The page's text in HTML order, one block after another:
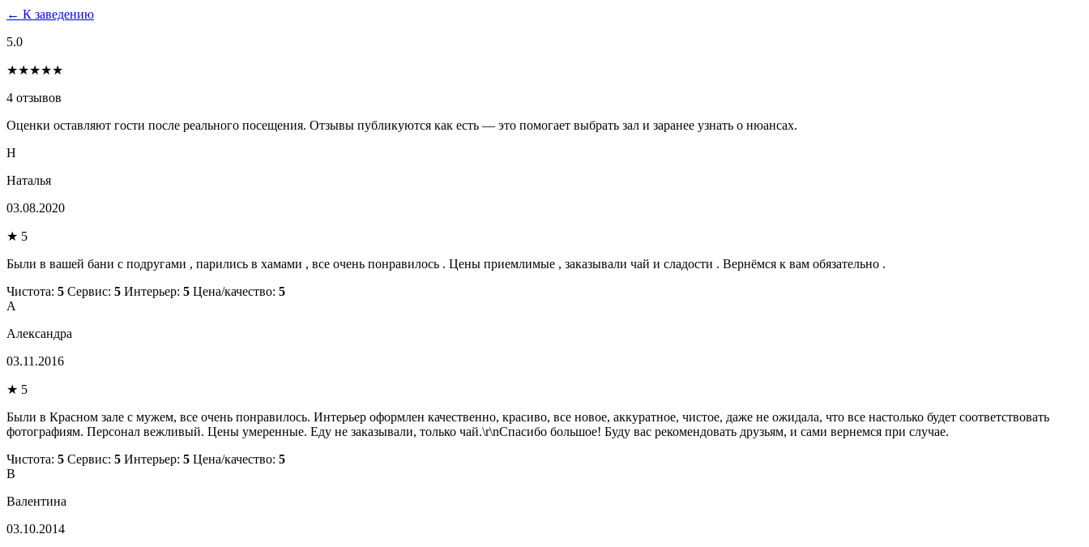
← К заведению
5.0
★★★★★
4 отзывов
Оценки оставляют гости после реального посещения. Отзывы публикуются как есть — это помогает выбрать зал и заранее узнать о нюансах.
Н
Наталья
03.08.2020
★ 5
Были в вашей бани с подругами , парились в хамами , все очень понравилось . Цены приемлимые , заказывали чай и сладости . Вернёмся к вам обязательно .
Чистота: 5 Сервис: 5 Интерьер: 5 Цена/качество: 5
А
Александра
03.11.2016
★ 5
Были в Красном зале с мужем, все очень понравилось. Интерьер оформлен качественно, красиво, все новое, аккуратное, чистое, даже не ожидала, что все настолько будет соответствовать
фотографиям. Персонал вежливый. Цены умеренные. Еду не заказывали, только чай.\r\nСпасибо большое! Буду вас рекомендовать друзьям, и сами вернемся при случае.
Чистота: 5 Сервис: 5 Интерьер: 5 Цена/качество: 5
В
Валентина
03.10.2014